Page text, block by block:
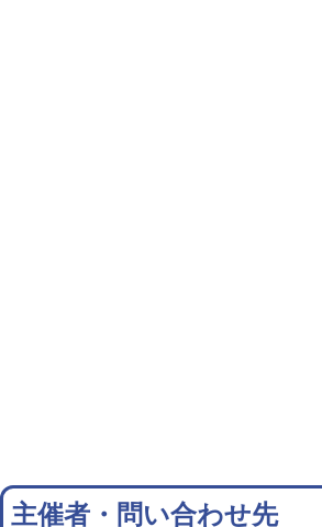
主催者・問い合わせ先